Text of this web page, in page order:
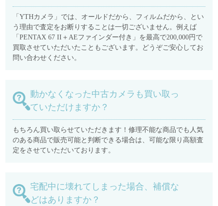
「YTHカメラ」では、オールドだから、フィルムだから、とい
う理由で査定をお断りすることは一切ございません。例えば
「PENTAX 67 II＋AEファインダー付き」を最高で200,000円で
買取させていただいたこともございます。どうぞご安心してお
問い合わせください。
動かなくなった中古カメラも買い取っ
ていただけますか？
もちろん買い取らせていただきます！修理不能な商品でも人気
のある商品で販売可能と判断できる場合は、可能な限り高額査
定をさせていただいております。
宅配中に壊れてしまった場合、補償な
どはありますか？